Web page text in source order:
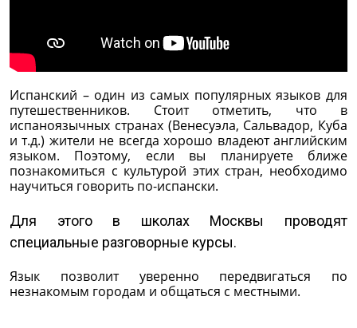
Испанский – один из самых популярных языков для
путешественников. Стоит отметить, что в
испаноязычных странах (Венесуэла, Сальвадор, Куба
и т.д.) жители не всегда хорошо владеют английским
языком. Поэтому, если вы планируете ближе
познакомиться с культурой этих стран, необходимо
научиться говорить по-испански.
Для этого в школах Москвы проводят
специальные разговорные курсы.
Язык позволит уверенно передвигаться по
незнакомым городам и общаться с местными.